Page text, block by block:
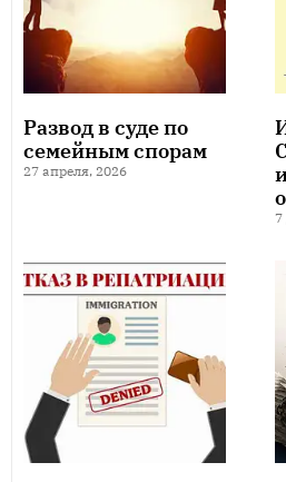
Развод в суде по
семейным спорам
27 апреля, 2026
7